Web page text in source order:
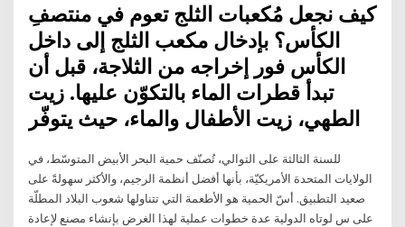
كيف نجعل مُكعبات الثلج تعوم في منتصفِ
الكأس؟ بإدخال مكعب الثلج إلى داخل
الكأس فور إخراجه من الثلاجة، قبل أن
تبدأ قطرات الماء بالتكوّن عليها. زيت
الطهي، زيت الأطفال والماء، حيث يتوفّر
للسنة الثالثة على التوالي، تُصنّف حمية البحر الأبيض المتوسّط، في
الولايات المتحدة الأمريكيّة، بأنها أفضل أنظمة الرجيم، والأكثر سهولةً على
صعيد التطبيق. أسّ الحمية هو الأطعمة التي تتناولها شعوب البلاد المطلّة
على س لوتاه الدولية عدة خطوات عملية لهذا الغرض بإنشاء مصنع لإعادة